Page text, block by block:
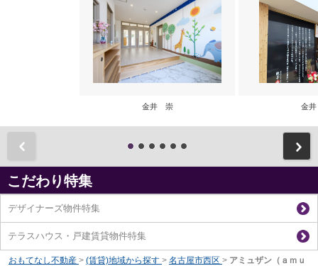
金井 崇 金
こだわり特集
デザイナーズ物件特集
テラスハウス・戸建賃貸物件特集
おもてなし不動産 > (賃貸)地域から探す > 名古屋市西区 > アミュザン（ａｍｕ